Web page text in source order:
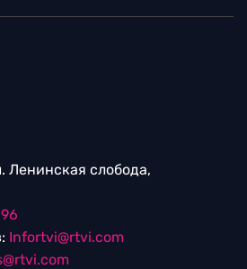
Ленинская слобода,
Infortvi@rtvi.com